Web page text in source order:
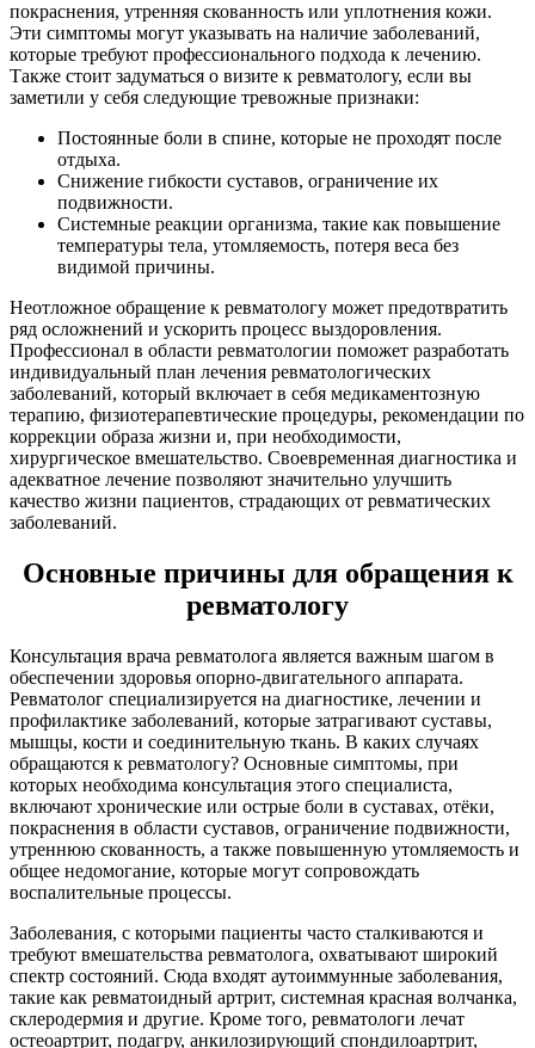
покраснения, утренняя скованность или уплотнения кожи.
Эти симптомы могут указывать на наличие заболеваний,
которые требуют профессионального подхода к лечению.
Также стоит задуматься о визите к ревматологу, если вы
заметили у себя следующие тревожные признаки:
Постоянные боли в спине, которые не проходят после
отдыха.
Снижение гибкости суставов, ограничение их
подвижности.
Системные реакции организма, такие как повышение
температуры тела, утомляемость, потеря веса без
видимой причины.
Неотложное обращение к ревматологу может предотвратить
ряд осложнений и ускорить процесс выздоровления.
Профессионал в области ревматологии поможет разработать
индивидуальный план лечения ревматологических
заболеваний, который включает в себя медикаментозную
терапию, физиотерапевтические процедуры, рекомендации по
коррекции образа жизни и, при необходимости,
хирургическое вмешательство. Своевременная диагностика и
адекватное лечение позволяют значительно улучшить
качество жизни пациентов, страдающих от ревматических
заболеваний.
Основные причины для обращения к
ревматологу
Консультация врача ревматолога является важным шагом в
обеспечении здоровья опорно-двигательного аппарата.
Ревматолог специализируется на диагностике, лечении и
профилактике заболеваний, которые затрагивают суставы,
мышцы, кости и соединительную ткань. В каких случаях
обращаются к ревматологу? Основные симптомы, при
которых необходима консультация этого специалиста,
включают хронические или острые боли в суставах, отёки,
покраснения в области суставов, ограничение подвижности,
утреннюю скованность, а также повышенную утомляемость и
общее недомогание, которые могут сопровождать
воспалительные процессы.
Заболевания, с которыми пациенты часто сталкиваются и
требуют вмешательства ревматолога, охватывают широкий
спектр состояний. Сюда входят аутоиммунные заболевания,
такие как ревматоидный артрит, системная красная волчанка,
склеродермия и другие. Кроме того, ревматологи лечат
остеоартрит, подагру, анкилозирующий спондилоартрит,